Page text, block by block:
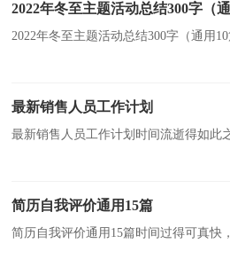
2022年冬至主题活动总结300字（通
2022年冬至主题活动总结300字（通用
存在的问题及得到的经验和教训等方
最新销售人员工作计划
最新销售人员工作计划时间流逝得如此
点，现在的你想必不是在做计划，就
简历自我评价通用15篇
简历自我评价通用15篇时间过得可真快
要开启找工作的生活，这时候可别把